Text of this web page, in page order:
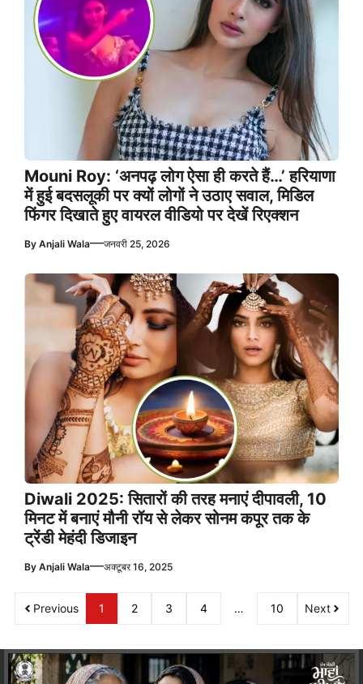
Mouni Roy: ‘अनपढ़ लोग ऐसा ही करते हैं…’ हरियाणा
में हुई बदसलूकी पर क्यों लोगों ने उठाए सवाल, मिडिल
फिंगर दिखाते हुए वायरल वीडियो पर देखें रिएक्शन
By Anjali Wala—जनवरी 25, 2026
Diwali 2025: सितारों की तरह मनाएं दीपावली, 10
मिनट में बनाएं मौनी रॉय से लेकर सोनम कपूर तक के
ट्रेंडी मेहंदी डिजाइन
By Anjali Wala—अक्टूबर 16, 2025
Previous 1 2 3 4 … 10 Next